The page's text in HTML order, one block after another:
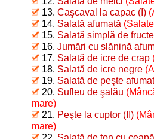
13. Caşcaval la capac (I)
14. Salată afumată
15. Salată simplă de fructe
16. Jumări cu slănină
17. Salată de icre de crap
18. Salată de icre negre
19. Salată de peşte
20. Sufleu de şalău
mare)
21. Peşte la cuptor (II)
mare)